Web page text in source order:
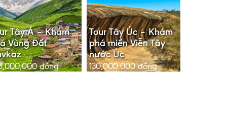
Tây Á – Khám
Vùng Đất
đồng
Tour Tây Úc – Khám
phá miền Viễn Tây
nước Úc
130,000,000đồng